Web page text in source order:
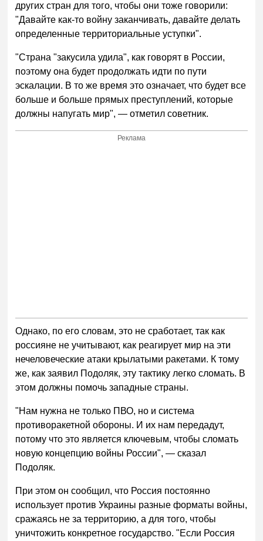
других стран для того, чтобы они тоже говорили:
"Давайте как-то войну заканчивать, давайте делать
определенные территориальные уступки".
"Страна "закусила удила", как говорят в России,
поэтому она будет продолжать идти по пути
эскалации. В то же время это означает, что будет все
больше и больше прямых преступлений, которые
должны напугать мир", — отметил советник.
Реклама
Однако, по его словам, это не сработает, так как
россияне не учитывают, как реагирует мир на эти
нечеловеческие атаки крылатыми ракетами. К тому
же, как заявил Подоляк, эту тактику легко сломать. В
этом должны помочь западные страны.
"Нам нужна не только ПВО, но и система
противоракетной обороны. И их нам передадут,
потому что это является ключевым, чтобы сломать
новую концепцию войны России", — сказал
Подоляк.
При этом он сообщил, что Россия постоянно
использует против Украины разные форматы войны,
сражаясь не за территорию, а для того, чтобы
уничтожить конкретное государство. "Если Россия